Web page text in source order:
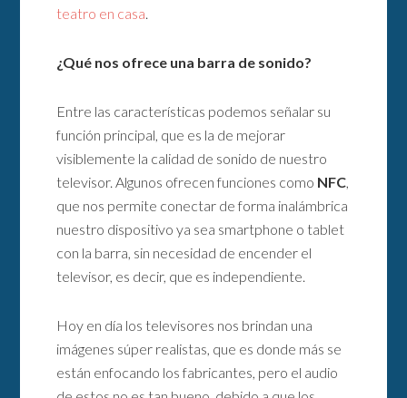
teatro en casa
¿Qué nos ofrece una barra de sonido?
Entre las características podemos señalar su
función principal, que es la de mejorar
visiblemente la calidad de sonido de nuestro
televisor. Algunos ofrecen funciones como NFC
que nos permite conectar de forma inalámbrica
nuestro dispositivo ya sea smartphone o tablet
con la barra, sin necesidad de encender el
televisor, es decir, que es independiente.
Hoy en día los televisores nos brindan una
imágenes súper realistas, que es donde más se
están enfocando los fabricantes, pero el audio